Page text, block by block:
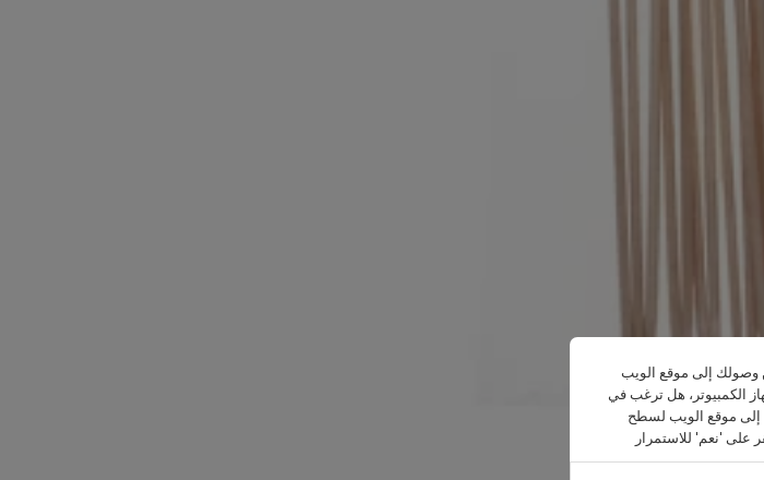
إلى موقع الويب
الكمبيوتر، هل ترغب في
إلى موقع الويب لسطح
على 'نعم' للاستمرار